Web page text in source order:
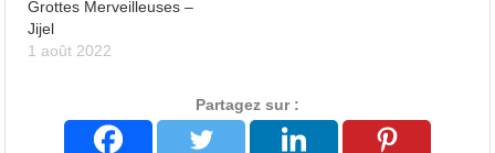
Grottes Merveilleuses –
Jijel
1 août 2022
Partagez sur :